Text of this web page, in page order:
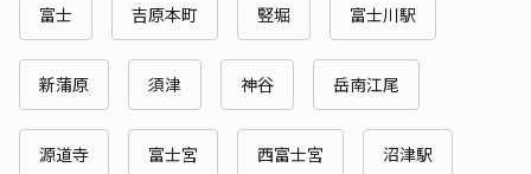
富士 吉原本町 竪堀 富士川駅
新蒲原 須津 神谷 岳南江尾
源道寺 富士宮 西富士宮 沼津駅